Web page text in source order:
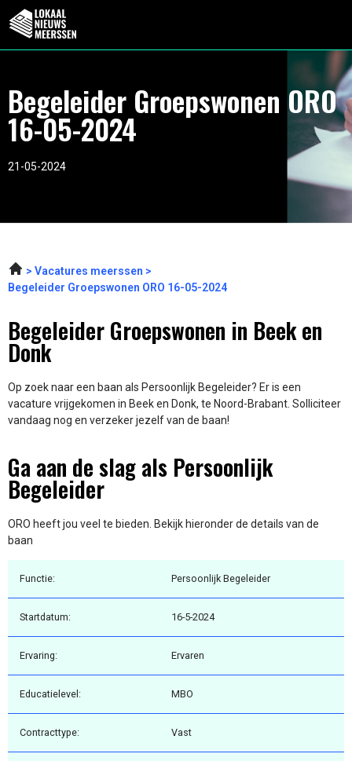
Begeleider Groepswonen ORO
16-05-2024
21-05-2024
Vacatures meerssen
Begeleider Groepswonen ORO 16-05-2024
Begeleider Groepswonen in Beek en
Donk
Op zoek naar een baan als Persoonlijk Begeleider? Er is een
vacature vrijgekomen in Beek en Donk, te Noord-Brabant. Solliciteer
vandaag nog en verzeker jezelf van de baan!
Ga aan de slag als Persoonlijk
Begeleider
ORO heeft jou veel te bieden. Bekijk hieronder de details van de
baan
Functie: Persoonlijk Begeleider
Startdatum: 16-5-2024
Ervaring: Ervaren
Educatielevel: MBO
Contracttype: Vast